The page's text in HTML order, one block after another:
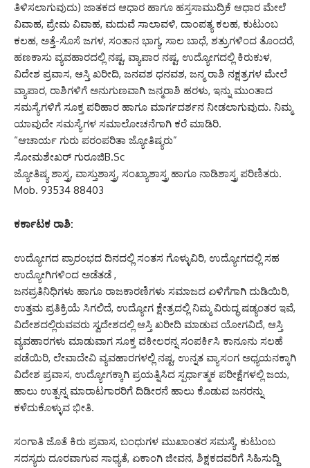
ತಿಳಿಸಲಾಗುವುದು) ಜಾತಕದ ಆಧಾರ ಹಾಗೂ ಹಸ್ತಸಾಮುದ್ರಿಕೆ ಆಧಾರ ಮೇಲೆ
ವಿವಾಹ, ಪ್ರೇಮ ವಿವಾಹ, ಮದುವೆ ಸಾಲಾವಳಿ, ದಾಂಪತ್ಯ ಕಲಹ, ಕುಟುಂಬ
ಕಲಹ, ಅತ್ತೆ-ಸೊಸೆ ಜಗಳ, ಸಂತಾನ ಭಾಗ್ಯ, ಸಾಲ ಬಾಧೆ, ಶತ್ರುಗಳಿಂದ ತೊಂದರೆ,
ಹಣಕಾಸು ವ್ಯವಹಾರದಲ್ಲಿ ನಷ್ಟ, ವ್ಯಾಪಾರ ನಷ್ಟ, ಉದ್ಯೋಗದಲ್ಲಿ ಕಿರುಕುಳ,
ವಿದೇಶ ಪ್ರವಾಸ, ಆಸ್ತಿ ಖರೀದಿ, ಜನವಶ ಧನವಶ, ಜನ್ಮ ರಾಶಿ ನಕ್ಷತ್ರಗಳ ಮೇಲೆ
ವ್ಯಾಪಾರ, ರಾಶಿಗಳಿಗೆ ಅನುಗುಣವಾಗಿ ಜನ್ಮರಾಶಿ ಹರಳು, ಇನ್ನು ಮುಂತಾದ
ಸಮಸ್ಯೆಗಳಿಗೆ ಸೂಕ್ತ ಪರಿಹಾರ ಹಾಗೂ ಮಾರ್ಗದರ್ಶನ ನೀಡಲಾಗುವುದು. ನಿಮ್ಮ
ಯಾವುದೇ ಸಮಸ್ಯೆಗಳ ಸಮಾಲೋಚನೆಗಾಗಿ ಕರೆ ಮಾಡಿರಿ.
“ಆಚಾರ್ಯ ಗುರು ಪರಂಪರಿತಾ ಜ್ಯೋತಿಷ್ಯರು”
ಸೋಮಶೇಖರ್ ಗುರೂಜಿB.Sc
ಜ್ಯೋತಿಷ್ಯ ಶಾಸ್ತ್ರ, ವಾಸ್ತುಶಾಸ್ತ್ರ, ಸಂಖ್ಯಾಶಾಸ್ತ್ರ ಹಾಗೂ ನಾಡಿಶಾಸ್ತ್ರ ಪರಿಣಿತರು.
Mob. 93534 88403
ಕರ್ಕಾಟಕ ರಾಶಿ:
ಉದ್ಯೋಗದ ಪ್ರಾರಂಭದ ದಿನದಲ್ಲಿ ಸಂತಸ ಗೊಳ್ಳುವಿರಿ, ಉದ್ಯೋಗದಲ್ಲಿ ಸಹ
ಉದ್ಯೋಗಿಗಳಿಂದ ಅಡೆತಡೆ ,
ಜನಪ್ರತಿನಿಧಿಗಳು ಹಾಗೂ ರಾಜಕಾರಣಿಗಳು ಸಮಾಜದ ಏಳಿಗೆಗಾಗಿ ದುಡಿಯಿರಿ,
ಉತ್ತಮ ಪ್ರತಿಕ್ರಿಯೆ ಸಿಗಲಿದೆ, ಉದ್ಯೋಗ ಕ್ಷೇತ್ರದಲ್ಲಿ ನಿಮ್ಮ ವಿರುದ್ಧ ಷಡ್ಯಂತರ ಇವೆ,
ವಿದೇಶದಲ್ಲಿರುವವರು ಸ್ವದೇಶದಲ್ಲಿ ಆಸ್ತಿ ಖರೀದಿ ಮಾಡುವ ಯೋಗವಿದೆ, ಆಸ್ತಿ
ವ್ಯವಹಾರಗಳು ಮಾಡುವಾಗ ಸೂಕ್ತ ವಕೀಲರನ್ನ ಸಂಪರ್ಕಿಸಿ ಕಾನೂನು ಸಲಹೆ
ಪಡೆಯಿರಿ, ಲೇವಾದೇವಿ ವ್ಯವಹಾರಗಳಲ್ಲಿ ನಷ್ಟ, ಉನ್ನತ ವ್ಯಾಸಂಗ ಅಧ್ಯಯನಕ್ಕಾಗಿ
ವಿದೇಶ ಪ್ರವಾಸ, ಉದ್ಯೋಗಕ್ಕಾಗಿ ಪ್ರಯತ್ನಿಸಿದ ಸ್ಪರ್ಧಾತ್ಮಕ ಪರೀಕ್ಷೆಗಳಲ್ಲಿ ಜಯ,
ಹಾಲು ಉತ್ಪನ್ನ ಮಾರಾಟಗಾರರಿಗೆ ದಿಡೀರನೆ ಹಾಲು ಕೊಡುವ ಜನರನ್ನು
ಕಳೆದುಕೊಳ್ಳುವ ಭೀತಿ.
ಸಂಗಾತಿ ಜೊತೆ ಕಿರು ಪ್ರವಾಸ, ಬಂಧುಗಳ ಮುಖಾಂತರ ಸಮಸ್ಯೆ, ಕುಟುಂಬ
ಸದಸ್ಯರು ದೂರವಾಗುವ ಸಾಧ್ಯತೆ, ಏಕಾಂಗಿ ಜೀವನ, ಶಿಕ್ಷಕದವರಿಗೆ ಸಿಹಿಸುದ್ದಿ